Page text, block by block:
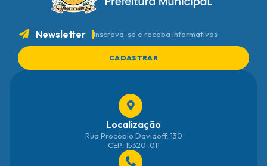
Newsletter Inscreva-se e receba informativos
CADASTRAR
Localização
Rua Procópio Davidoff, 130
CEP: 15320-011